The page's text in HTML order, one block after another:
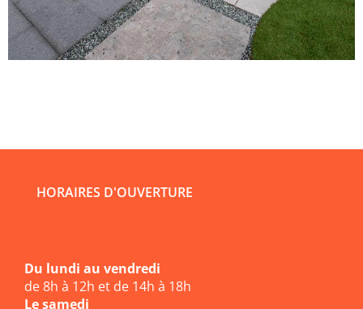
HORAIRES D'OUVERTURE
Du lundi au vendredi
de 8h à 12h et de 14h à 18h
Le samedi